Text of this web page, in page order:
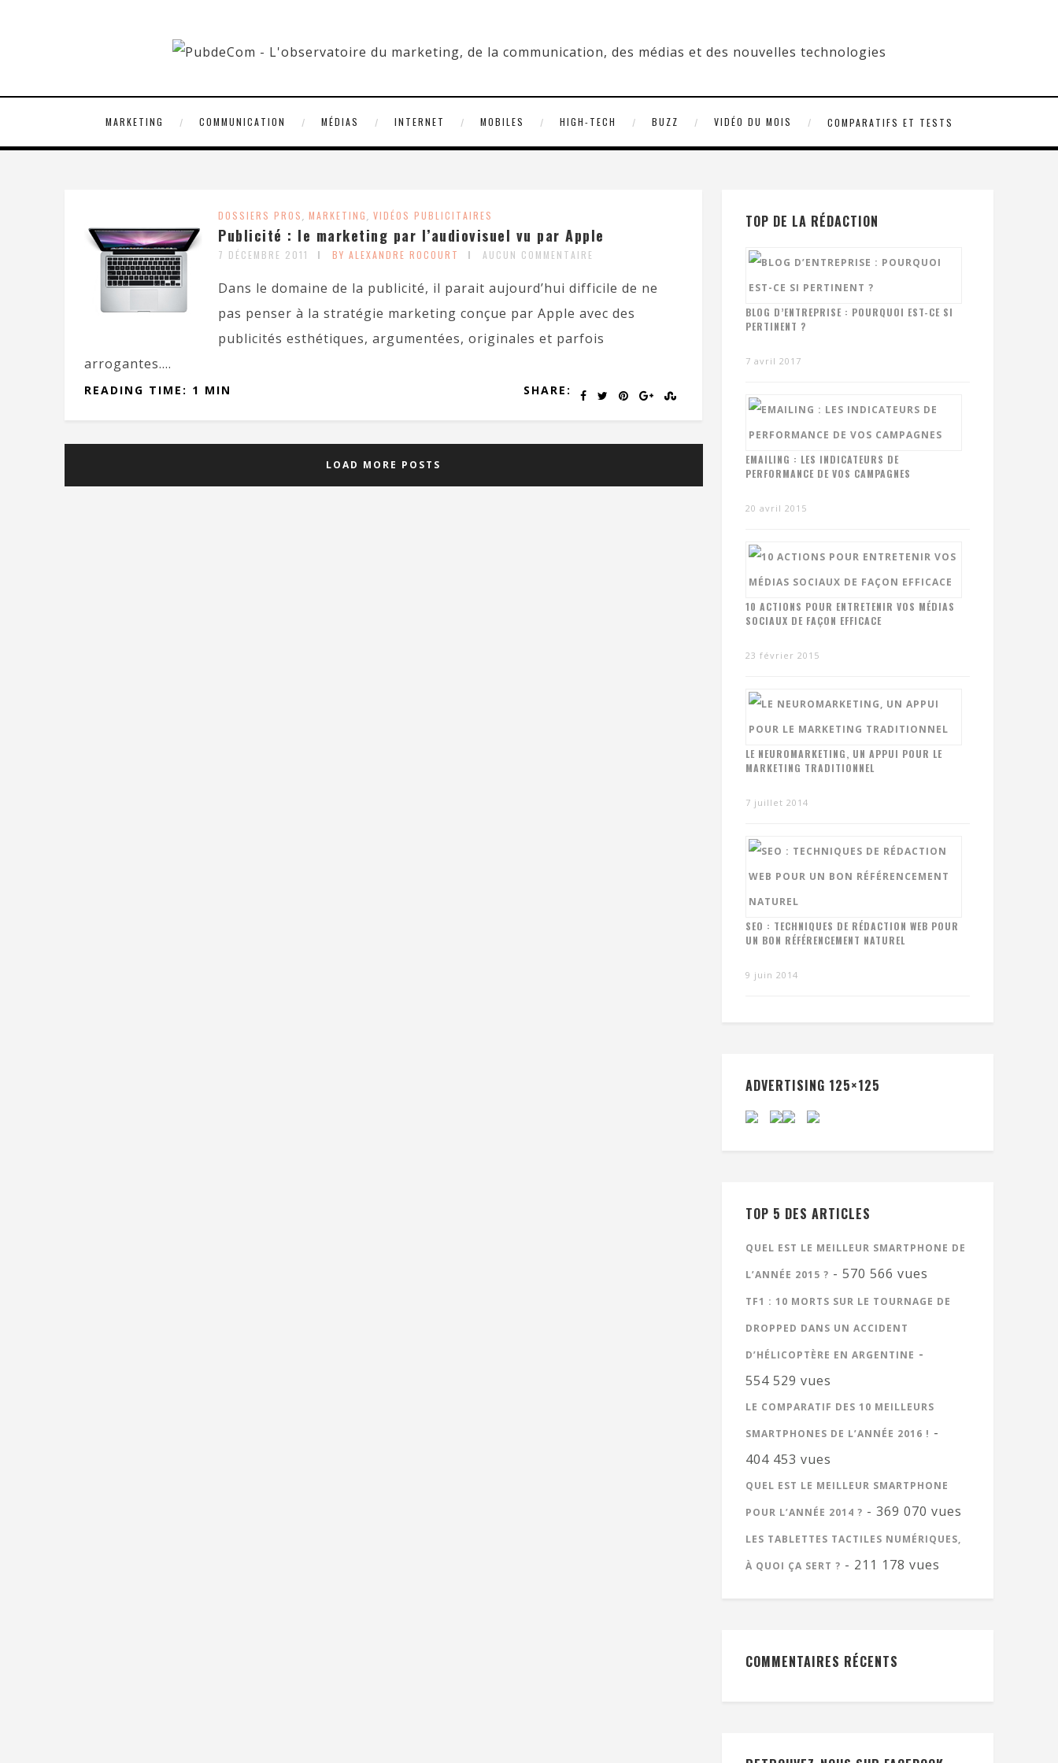
MARKETING COMMUNICATION MÉDIAS INTERNET MOBILES HIGH-TECH BUZZ VIDÉO DU MOIS COMPARATIFS ET TESTS
DOSSIERS PROS, MARKETING, VIDÉOS PUBLICITAIRES
Publicité : le marketing par l’audiovisuel vu par Apple
7 DÉCEMBRE 2011 BY ALEXANDRE ROCOURT AUCUN COMMENTAIRE
Dans le domaine de la publicité, il parait aujourd’hui difficile de ne
pas penser à la stratégie marketing conçue par Apple avec des
publicités esthétiques, argumentées, originales et parfois
arrogantes....
SHARE:
READING TIME: 1 MIN
LOAD MORE POSTS
TOP DE LA RÉDACTION
BLOG D’ENTREPRISE : POURQUOI EST-CE SI
PERTINENT ?
7 avril 2017
EMAILING : LES INDICATEURS DE
PERFORMANCE DE VOS CAMPAGNES
20 avril 2015
10 ACTIONS POUR ENTRETENIR VOS MÉDIAS
SOCIAUX DE FAÇON EFFICACE
23 février 2015
LE NEUROMARKETING, UN APPUI POUR LE
MARKETING TRADITIONNEL
7 juillet 2014
SEO : TECHNIQUES DE RÉDACTION WEB POUR
UN BON RÉFÉRENCEMENT NATUREL
9 juin 2014
ADVERTISING 125×125
TOP 5 DES ARTICLES
QUEL EST LE MEILLEUR SMARTPHONE DE
L’ANNÉE 2015 ? - 570 566 vues
TF1 : 10 MORTS SUR LE TOURNAGE DE
DROPPED DANS UN ACCIDENT
D’HÉLICOPTÈRE EN ARGENTINE -
554 529 vues
LE COMPARATIF DES 10 MEILLEURS
SMARTPHONES DE L’ANNÉE 2016 ! -
404 453 vues
QUEL EST LE MEILLEUR SMARTPHONE
POUR L’ANNÉE 2014 ? - 369 070 vues
LES TABLETTES TACTILES NUMÉRIQUES,
À QUOI ÇA SERT ? - 211 178 vues
COMMENTAIRES RÉCENTS